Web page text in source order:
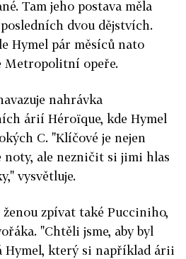
Tam jeho postava měla
dvou dějstvích.
Hymel pár měsíců nato
Metropolitní opeře.
nahrávka
árií Héroïque, kde Hymel
C. "Klíčové je nejen
noty, ale nezničit si jimi hlas
vysvětluje.
ženou zpívat také Pucciniho,
"Chtěli jsme, aby byl
Hymel, který si například árii